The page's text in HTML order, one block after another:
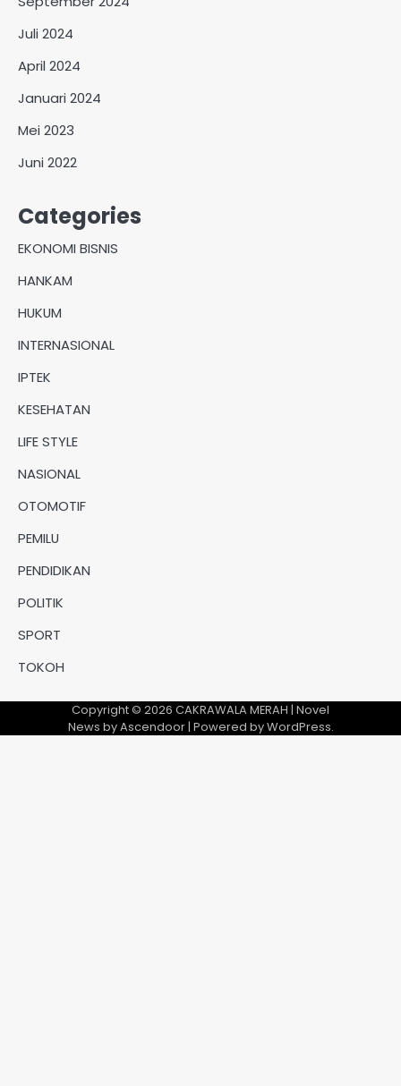
Juli 2024
April 2024
Januari 2024
Mei 2023
Juni 2022
Categories
EKONOMI BISNIS
HANKAM
HUKUM
INTERNASIONAL
IPTEK
KESEHATAN
LIFE STYLE
NASIONAL
OTOMOTIF
PEMILU
PENDIDIKAN
POLITIK
SPORT
TOKOH
Copyright © 2026 CAKRAWALA MERAH | Novel
News byAscendoor| Powered byWordPress.